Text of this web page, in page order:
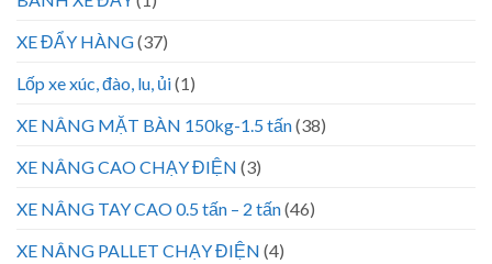
XE ĐẨY HÀNG(37)
Lốp xe xúc, đào, lu, ủi(1)
XE NÂNG MẶT BÀN 150kg-1.5 tấn(38)
XE NÂNG CAO CHẠY ĐIỆN (3)
XE NÂNG TAY CAO 0.5 tấn – 2 tấn(46)
XE NÂNG PALLET CHẠY ĐIỆN (4)